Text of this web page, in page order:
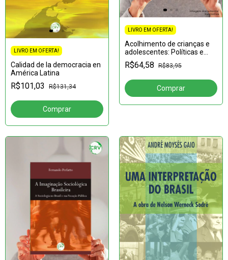
LIVRO EM OFERTA!
Calidad de la democracia en
América Latina
R$101,03 R$131,34
LIVRO EM OFERTA!
Acolhimento de crianças e
adolescentes: Políticas e
práticas promotoras de
desenvolvimento
R$64,58 R$83,95